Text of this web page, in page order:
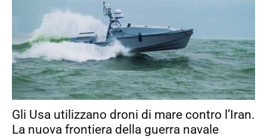
Gli Usa utilizzano droni di mare contro l’Iran.
La nuova frontiera della guerra navale